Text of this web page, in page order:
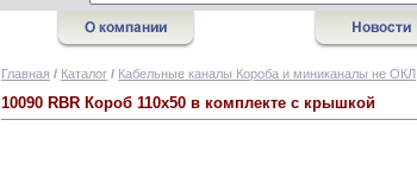
Главная / Каталог / Кабельные каналы Короба и миниканалы не ОКЛ
10090 RBR Короб 110х50 в комплекте с крышкой